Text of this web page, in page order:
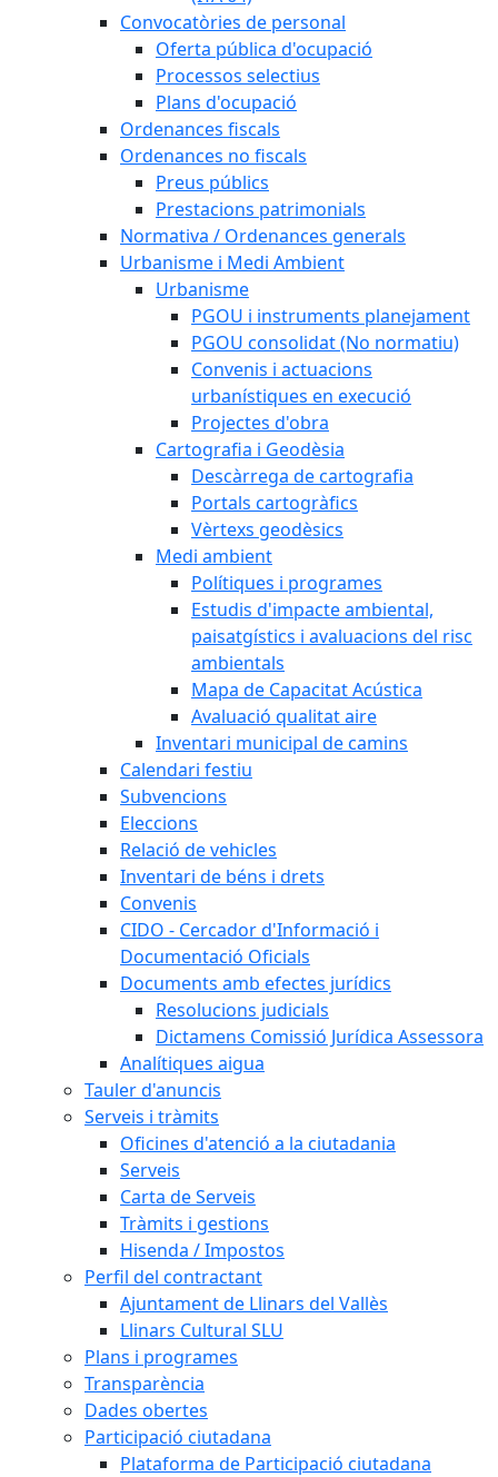
Convocatòries de personal
Oferta pública d'ocupació
Processos selectius
Plans d'ocupació
Ordenances fiscals
Ordenances no fiscals
Preus públics
Prestacions patrimonials
Normativa / Ordenances generals
Urbanisme i Medi Ambient
Urbanisme
PGOU i instruments planejament
PGOU consolidat (No normatiu)
Convenis i actuacions
urbanístiques en execució
Projectes d'obra
Cartografia i Geodèsia
Descàrrega de cartografia
Portals cartogràfics
Vèrtexs geodèsics
Medi ambient
Polítiques i programes
Estudis d'impacte ambiental,
paisatgístics i avaluacions del risc
ambientals
Mapa de Capacitat Acústica
Avaluació qualitat aire
Inventari municipal de camins
Calendari festiu
Subvencions
Eleccions
Relació de vehicles
Inventari de béns i drets
Convenis
CIDO - Cercador d'Informació i
Documentació Oficials
Documents amb efectes jurídics
Resolucions judicials
Dictamens Comissió Jurídica Assessora
Analítiques aigua
Tauler d'anuncis
Serveis i tràmits
Oficines d'atenció a la ciutadania
Serveis
Carta de Serveis
Tràmits i gestions
Hisenda / Impostos
Perfil del contractant
Ajuntament de Llinars del Vallès
Llinars Cultural SLU
Plans i programes
Transparència
Dades obertes
Participació ciutadana
Plataforma de Participació ciutadana